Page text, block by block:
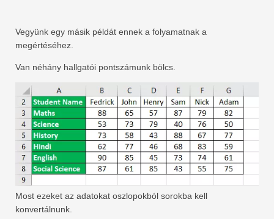
Vegyünk egy másik példát ennek a folyamatnak a
megértéséhez.
Van néhány hallgatói pontszámunk bölcs.
Most ezeket az adatokat oszlopokból sorokba kell
konvertálnunk.